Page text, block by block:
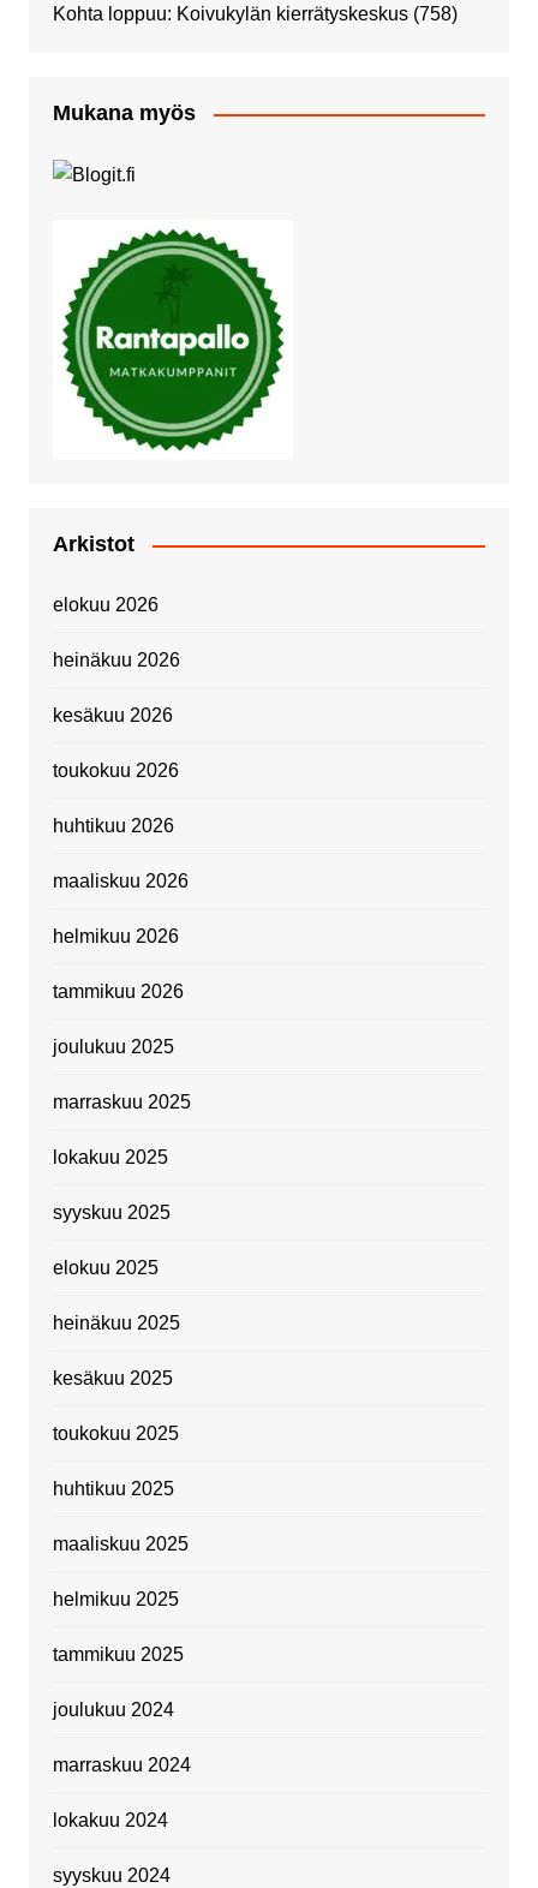
Kohta loppuu: Koivukylän kierrätyskeskus (758)
Mukana myös
Arkistot
elokuu 2026
heinäkuu 2026
kesäkuu 2026
toukokuu 2026
huhtikuu 2026
maaliskuu 2026
helmikuu 2026
tammikuu 2026
joulukuu 2025
marraskuu 2025
lokakuu 2025
syyskuu 2025
elokuu 2025
heinäkuu 2025
kesäkuu 2025
toukokuu 2025
huhtikuu 2025
maaliskuu 2025
helmikuu 2025
tammikuu 2025
joulukuu 2024
marraskuu 2024
lokakuu 2024
syyskuu 2024